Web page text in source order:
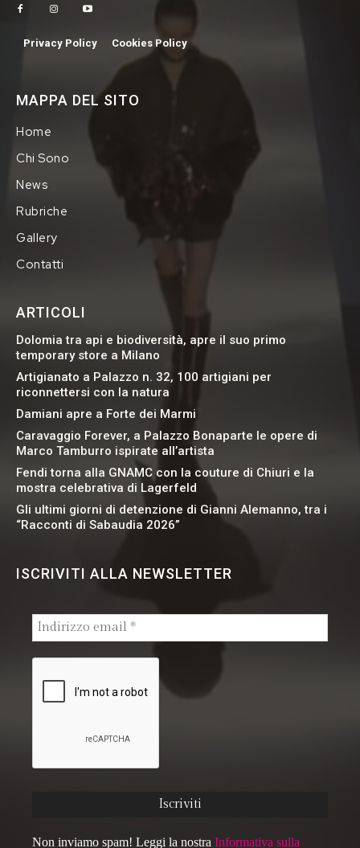
Privacy Policy Cookies Policy
MAPPA DEL SITO
Home
Chi Sono
News
Rubriche
Gallery
Contatti
ARTICOLI
Dolomia tra api e biodiversità, apre il suo primo
temporary store a Milano
Artigianato a Palazzo n. 32, 100 artigiani per
riconnettersi con la natura
Damiani apre a Forte dei Marmi
Caravaggio Forever, a Palazzo Bonaparte le opere di
Marco Tamburro ispirate all’artista
Fendi torna alla GNAMC con la couture di Chiuri e la
mostra celebrativa di Lagerfeld
Gli ultimi giorni di detenzione di Gianni Alemanno, tra i
“Racconti di Sabaudia 2026”
ISCRIVITI ALLA NEWSLETTER
Non inviamo spam! Leggi la nostra Informativa sulla